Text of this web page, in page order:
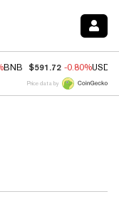
BNB $591.72 -0.80%USDC
Price data by